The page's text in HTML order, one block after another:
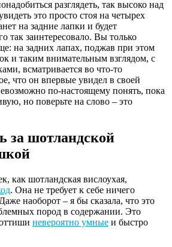
разглядеть, так высоко над
это просто стоя на четырех
на задние лапки и будет
так заинтересовало. Вы только
на задних лапах, поджав при этом
и таким внимательным взглядом, с
всматривается во что-то
что он впервые увидел в своей
по-настоящему понять, пока
но поверьте на слово – это
за шотландской
как шотландская вислоухая,
. Она не требует к себе ничего
наоборот – я бы сказала, что это
пород в содержании. Это
невероятно умные и быстро